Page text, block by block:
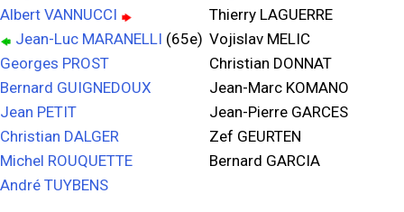
Albert VANNUCCI
Jean-Luc MARANELLI (65e)
Georges PROST
Bernard GUIGNEDOUX
Jean PETIT
Christian DALGER
Michel ROUQUETTE
André TUYBENS
Thierry LAGUERRE
Vojislav MELIC
Christian DONNAT
Jean-Marc KOMANO
Jean-Pierre GARCES
Zef GEURTEN
Bernard GARCIA